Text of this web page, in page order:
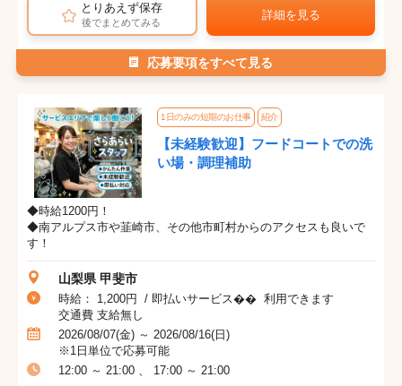
とりあえず保存
後でまとめてみる
詳細を見る
応募要項をすべて見る
1日のみの短期のお仕事 紹介
【未経験歓迎】フードコートでの洗
い場・調理補助
◆時給1200円！
◆南アルプス市や韮崎市、その他市町村からのアクセスも良いで
す！
山梨県 甲斐市
時給： 1,200円 / 即払いサービス�� 利用できます
交通費 支給無し
2026/08/07(金) ～ 2026/08/16(日)
※1日単位で応募可能
12:00 ～ 21:00 、 17:00 ～ 21:00